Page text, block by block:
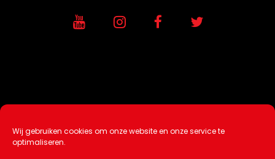
Wij gebruiken cookies om onze website en onze service te
optimaliseren.
Ontwikkeling / Hosting doorAtSea